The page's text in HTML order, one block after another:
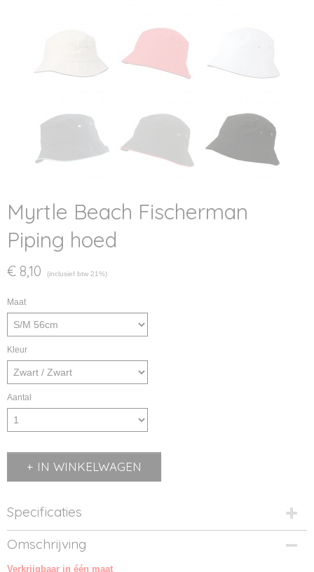
Myrtle Beach Fischerman
Piping hoed
€ 8,10 (inclusief btw 21%)
Maat
Kleur
Aantal
IN WINKELWAGEN
Specificaties
Productcode
MB012-1
Productcode leverancier
Omschrijving
Verkrijgbaar in één maat